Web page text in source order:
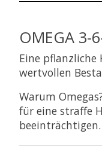
OMEGA 3-
Eine pflanzliche
wertvollen
Warum
für eine straffe
beeinträchtigen.